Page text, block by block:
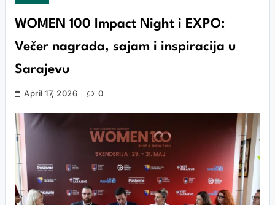
WOMEN 100 Impact Night i EXPO:
Večer nagrada, sajam i inspiracija u
Sarajevu
April 17, 2026 0